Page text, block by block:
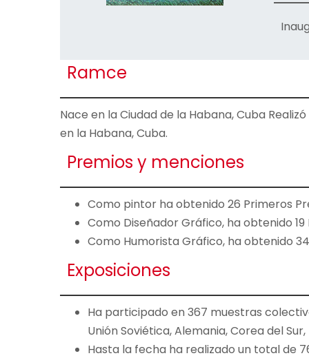
Ramce
Nace en la Ciudad de la Habana, Cuba
en la Habana, Cuba.
Premios y menciones
Como pintor ha obtenido 26 Primeros
Como Diseñador Gráfico, ha obtenido 19
Como Humorista Gráfico, ha obtenido
Exposiciones
Ha participado en 367 muestras
Unión Soviética, Alemania, Corea del
Hasta la fecha ha realizado un total de